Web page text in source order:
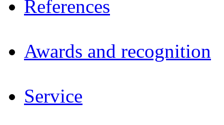
References
Awards and recognition
Service